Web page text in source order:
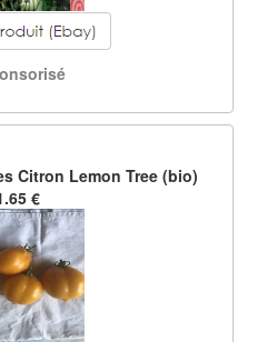
Citron Lemon Tree (bio)
€